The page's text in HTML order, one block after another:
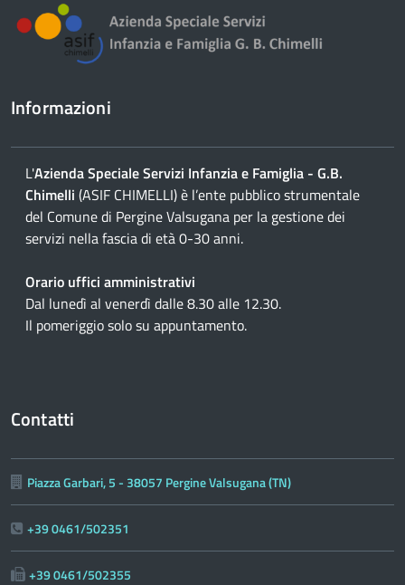
Informazioni
L'Azienda Speciale Servizi Infanzia e Famiglia - G.B.
Chimelli (ASIF CHIMELLI) è l’ente pubblico strumentale
del Comune di Pergine Valsugana per la gestione dei
servizi nella fascia di età 0-30 anni.
Orario uffici amministrativi
Dal lunedì al venerdì dalle 8.30 alle 12.30.
Il pomeriggio solo su appuntamento.
Contatti
Piazza Garbari, 5 - 38057 Pergine Valsugana (TN)
+39 0461/502351
+39 0461/502355